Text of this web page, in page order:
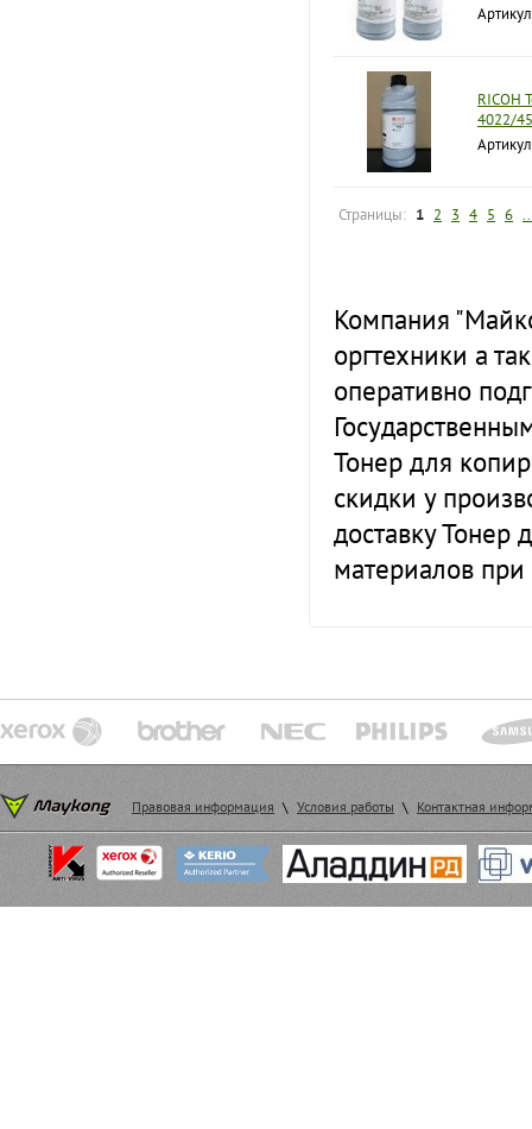
RICOH
4022/
Страницы: 1 2 3 4 5 6
Компания
оргтехники а
оперативно
Тонер для
скидки у
доставку Тонер
материалов
Правовая информация \ Условия работы \ Контактная